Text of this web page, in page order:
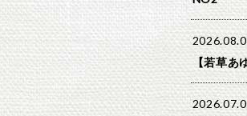
【若草あ